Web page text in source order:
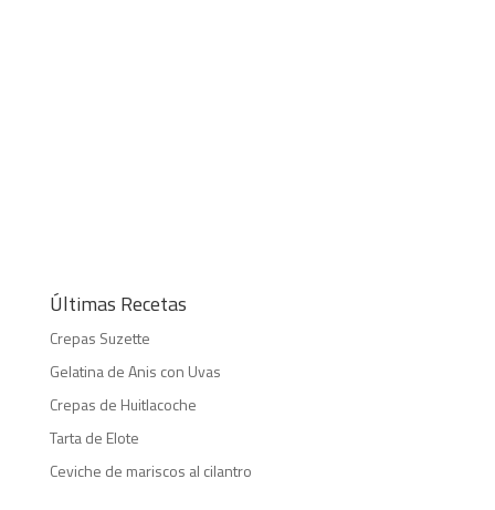
Últimas Recetas
Crepas Suzette
Gelatina de Anis con Uvas
Crepas de Huitlacoche
Tarta de Elote
Ceviche de mariscos al cilantro